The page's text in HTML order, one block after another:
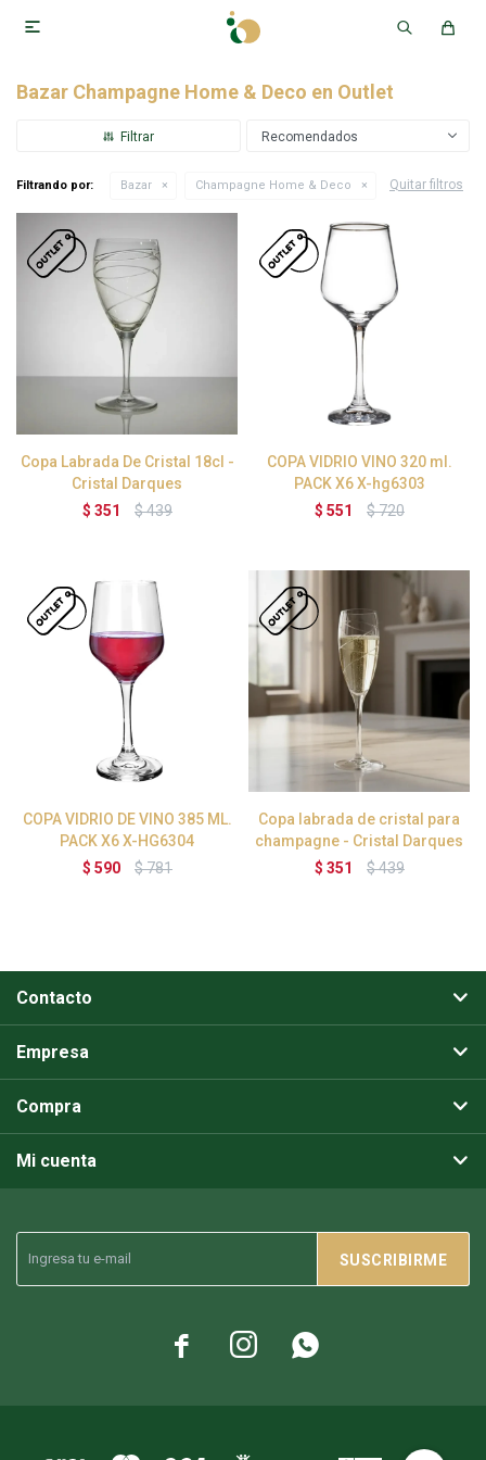

Bazar Champagne Home & Deco en Outlet
Recomendados
Filtrando por: Bazar Champagne Home & Deco Quitar filtros
Copa Labrada De Cristal 18cl -
Cristal Darques
$ 351 $439
COPA VIDRIO VINO 320 ml.
PACK X6 X-hg6303
$ 551 $720
COPA VIDRIO DE VINO 385 ML.
PACK X6 X-HG6304
$ 590 $781
Copa labrada de cristal para
champagne - Cristal Darques
$ 351 $439
SUSCRIBIRME
  
Contacto
Empresa
Compra
Mi cuenta